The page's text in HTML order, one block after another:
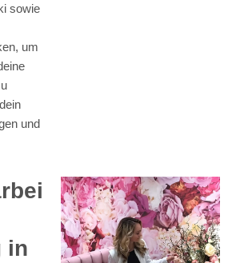
sowie
um
und
in